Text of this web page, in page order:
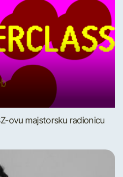
ovu majstorsku radionicu